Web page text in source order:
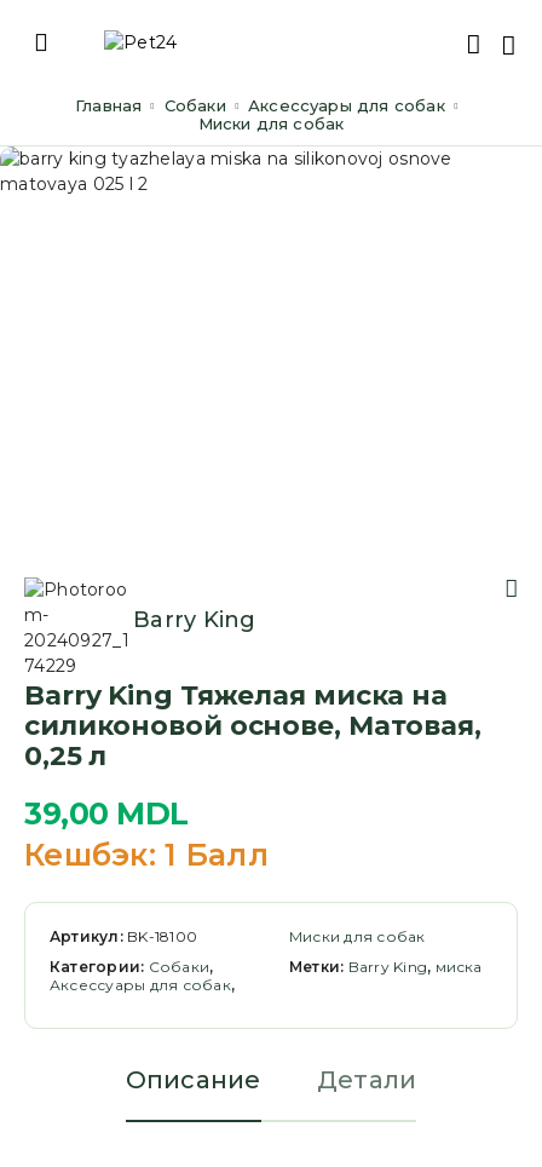
Главная Cобаки
Аксессуары для собак
Миски для собак
Barry King
Barry King Тяжелая миска на
силиконовой основе, Матовая,
0,25 л
39,00 MDL
Кешбэк: 1 Балл
Артикул: BK-18100
Категории: Cобаки,
Аксессуары для собак,
Миски для собак
Метки: Barry King, миска
Описание Детали